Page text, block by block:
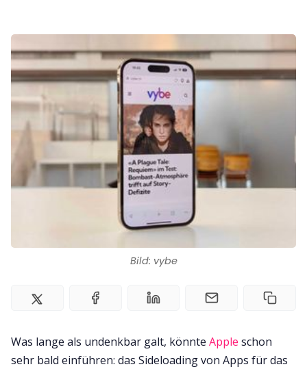
Kontakt
Impressum
Bild: vybe
Was lange als undenkbar galt, könnte Apple schon
sehr bald einführen: das Sideloading von Apps für das